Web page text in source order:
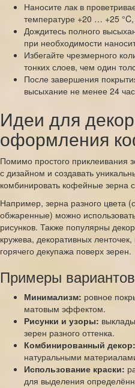
Наносите лак в
температуре +20 … +25
Дождитесь полного
при необходимости
Избегайте чрезмерного
тонких слоев, чем один
После завершения
высыхание не менее 24
Идеи для
оформления
Помимо простого приклеивания
с дизайном и создавать
комбинировать кофейные зерна
Например, зерна разного цвета
обжаренные) можно
рисунков. Также популярны
кружева, декоративных
горячего декупажа поверх зерен.
Примеры
Минимализм: ровное
матовым эффектом.
Рисунки и узоры:
зерен разного оттенка.
Комбинированный декор:
натуральными
Использование краски:
для выделения